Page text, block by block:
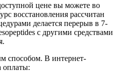
цене вы можете во
восстановления рассчитан
делается перерыв в 7-
с другими средствами
способом. В интернет-
оплаты: